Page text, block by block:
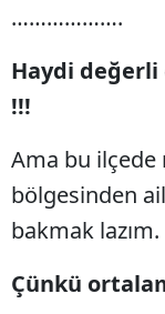
……………….
Haydi değerli
!!!
Ama bu ilçede
bölgesinden
bakmak lazım.
Çünkü